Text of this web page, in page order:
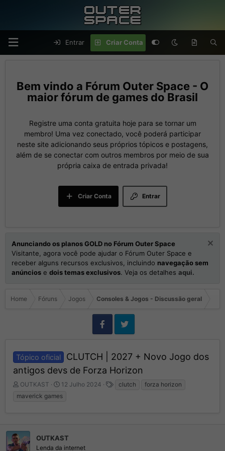
Entrar Criar Conta
Fórum Outer Space - O
maior fórum de games do Brasil
Registre uma conta gratuita hoje para se tornar um
membro! Uma vez conectado, você poderá participar
neste site adicionando seus próprios tópicos e postagens,
além de se conectar com outros membros por meio de sua
própria caixa de entrada privada!
Entrar
Criar Conta
Anunciando os planos GOLD no Fórum Outer Space
Visitante, agora você pode ajudar o Fórum Outer Space e
receber alguns recursos exclusivos, incluindo navegação sem
anúncios e dois temas exclusivos. Veja os detalhes aqui.
Home Fóruns Jogos Consoles & Jogos - Discussão geral
Tópico oficial
CLUTCH | 2027 + Novo Jogo dos
antigos devs de Forza Horizon
I
d
o
OUTKAST
D
I
n
12 Julho 2024 clutch
forza horizon
maverick games
OUTKAST
Lenda da internet